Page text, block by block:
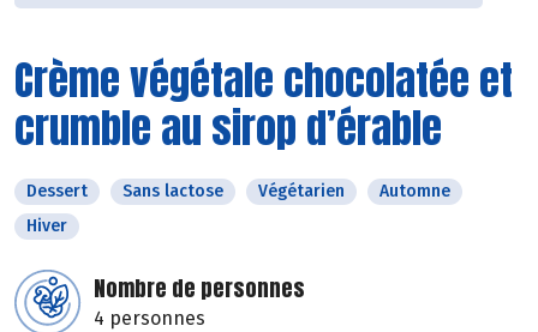
Crème végétale chocolatée et
crumble au sirop d’érable
Dessert Sans lactose Végétarien
Automne
Hiver
Nombre de personnes
4 personnes